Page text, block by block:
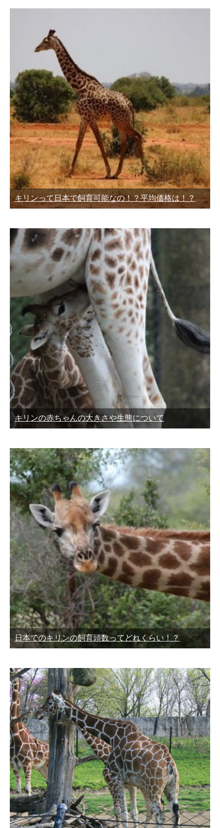
キリンって日本で飼育可能なの！？平均価格は！？
キリンの赤ちゃんの大きさや生態について
日本でのキリンの飼育頭数ってどれくらい！？